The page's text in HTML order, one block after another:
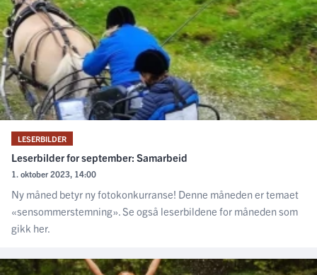
LESERBILDER
Leserbilder for september: Samarbeid
1. oktober 2023, 14:00
Ny måned betyr ny fotokonkurranse! Denne måneden er temaet
«sensommerstemning». Se også leserbildene for måneden som
gikk her.